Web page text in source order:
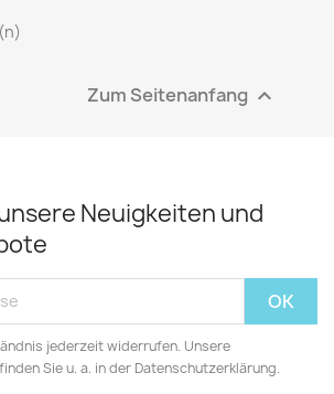
Zum Seitenanfang 
Neuigkeiten und
jederzeit widerrufen. Unsere
Sie u. a. in der Datenschutzerklärung.